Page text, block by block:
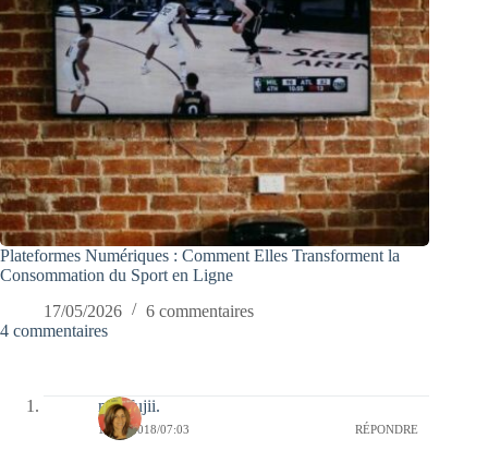
Plateformes Numériques : Comment Elles Transforment la
Consommation du Sport en Ligne
17/05/2026
6 commentaires
4 commentaires
missfujii.
13/03/2018/07:03 RÉPONDRE